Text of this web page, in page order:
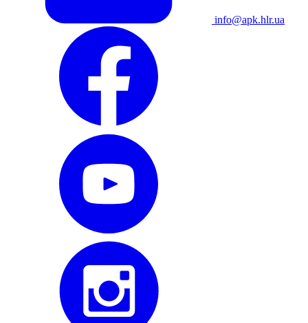
info@apk.hlr.ua